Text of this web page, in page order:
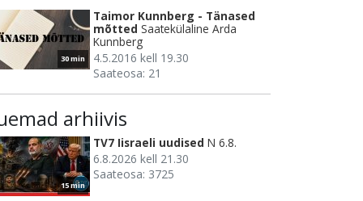
30 min
Taimor Kunnberg - Tänased
mõtted Saatekülaline Arda
Kunnberg
4.5.2016 kell 19.30
Saateosa: 21
arhiivis
15 min
TV7 Iisraeli uudised N 6.8.
6.8.2026 kell 21.30
Saateosa: 3725